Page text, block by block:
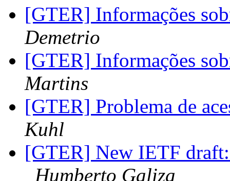
[GTER] Informações
Demetrio
[GTER] Informações
Martins
[GTER] Problema de
Kuhl
[GTER] New IETF
Humberto Galiza